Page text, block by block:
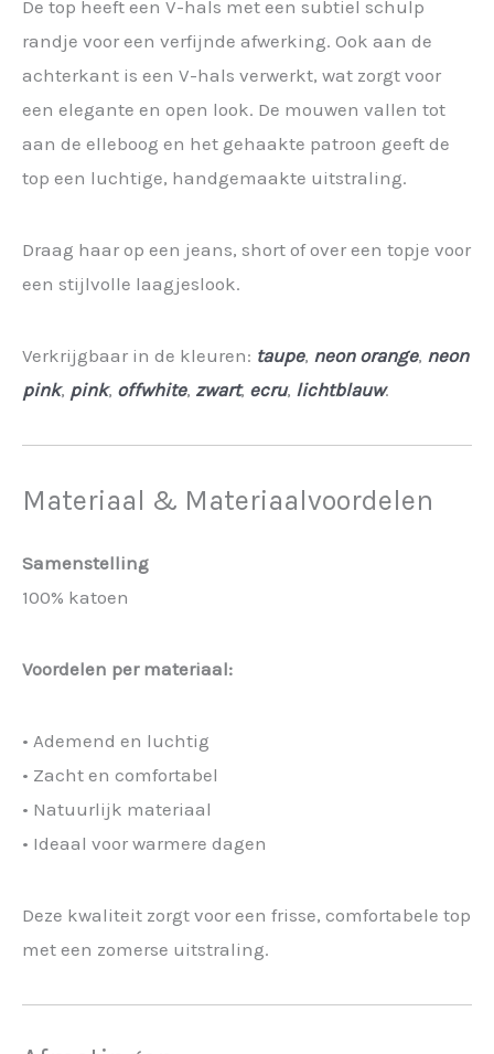
De top heeft een V-hals met een subtiel schulp
randje voor een verfijnde afwerking. Ook aan de
achterkant is een V-hals verwerkt, wat zorgt voor
een elegante en open look. De mouwen vallen tot
aan de elleboog en het gehaakte patroon geeft de
top een luchtige, handgemaakte uitstraling.
Draag haar op een jeans, short of over een topje voor
een stijlvolle laagjeslook.
Verkrijgbaar in de kleuren: taupe, neon orange, neon
pink, pink, offwhite, zwart, ecru, lichtblauw.
Materiaal & Materiaalvoordelen
Samenstelling
100% katoen
Voordelen per materiaal:
• Ademend en luchtig
• Zacht en comfortabel
• Natuurlijk materiaal
• Ideaal voor warmere dagen
Deze kwaliteit zorgt voor een frisse, comfortabele top
met een zomerse uitstraling.